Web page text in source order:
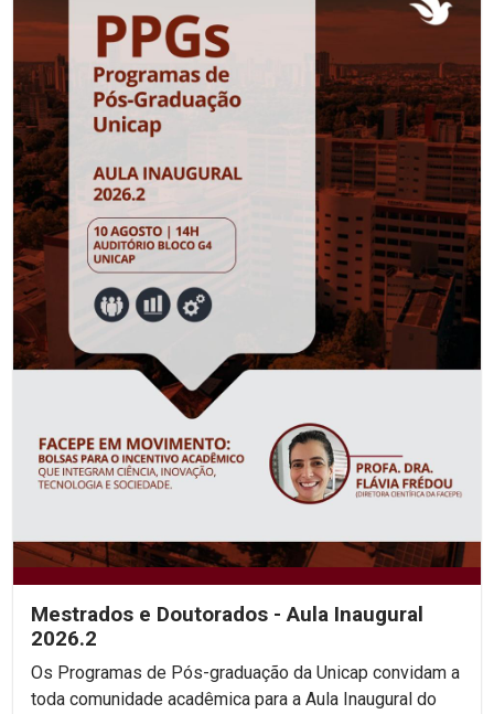
Mestrados e Doutorados - Aula Inaugural
2026.2
Os Programas de Pós-graduação da Unicap convidam a
toda comunidade acadêmica para a Aula Inaugural do